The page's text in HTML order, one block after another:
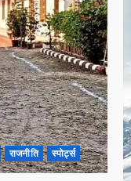
राजनीति स्पोर्ट्स